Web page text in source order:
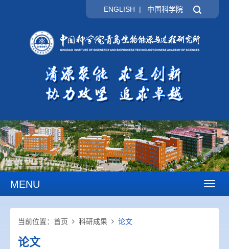
ENGLISH | 中国科学院
MENU
当前位置： 首页 科研成果 论文
论文